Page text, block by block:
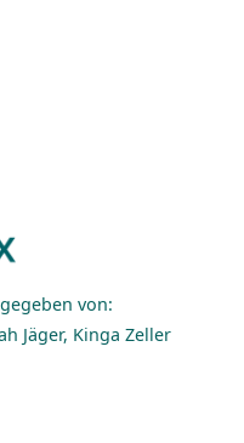
von:
Jäger, Kinga Zeller